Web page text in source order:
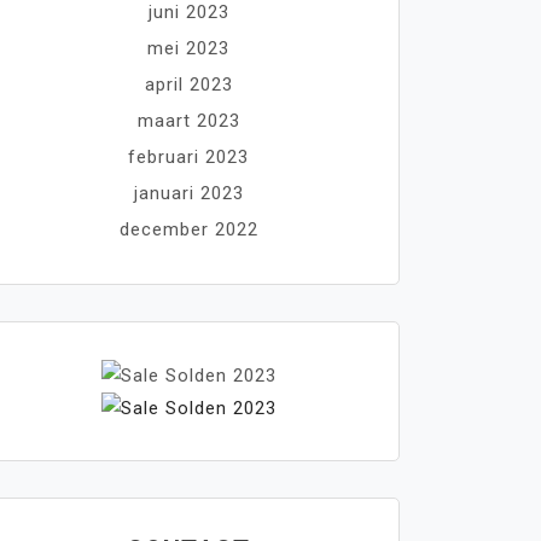
juni 2023
mei 2023
april 2023
maart 2023
februari 2023
januari 2023
december 2022